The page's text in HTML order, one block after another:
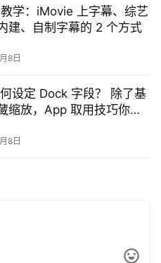
学：iMovie 上字幕、综艺
建、自制字幕的 2 个方式
8日
设定 Dock 字段？ 除了基
缩放，App 取用技巧你会
8日